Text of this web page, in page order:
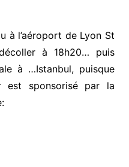
à l’aéroport de Lyon St
à 18h20… puis
à …Istanbul, puisque
est sponsorisé par la